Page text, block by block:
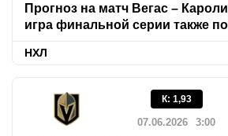
Прогноз на матч Вегас –
игра финальной серии также
НХЛ
К: 1,93
07.06.2026 3:00